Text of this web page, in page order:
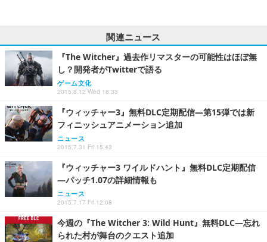
関連ニュース
『The Witcher』過去作リマスターの可能性はほぼ無
し？開発者がTwitterで語る
ゲーム文化
2015.8.12 Wed 18:33
『ウィッチャー3』無料DLC定期配信―第15弾では新
フィニッシュアニメーション追加
ニュース
2015.7.31 Fri 15:43
『ウィッチャー3 ワイルドハント』無料DLC定期配信
―パッチ1.07の詳細情報も
ニュース
2015.7.17 Fri 12:08
今週の『The Witcher 3: Wild Hunt』無料DLC―忘れ
られた村が舞台のクエスト追加